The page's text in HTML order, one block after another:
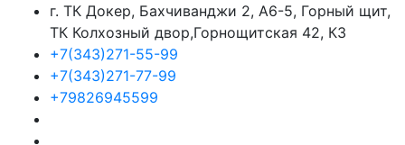
г. ТК Докер, Бахчиванджи 2, А6-5, Горный щит,
ТК Колхозный двор,Горнощитская 42, К3
+7(343)271-55-99
+7(343)271-77-99
+79826945599